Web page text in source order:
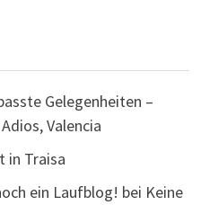
Gelegenheiten –
Adios, Valencia
in Traisa
ein Laufblog! bei Keine